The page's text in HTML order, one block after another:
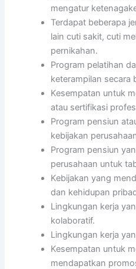
mengatur
Terdapat beberapa
lain cuti sakit, cuti
pernikahan.
Program pelatihan
keterampilan secara
Kesempatan untuk
atau sertifikasi
Program pensiun
kebijakan
Program pensiun
perusahaan untuk
Kebijakan yang
dan kehidupan
Lingkungan kerja
kolaboratif.
Lingkungan kerja
Kesempatan untuk
mendapatkan